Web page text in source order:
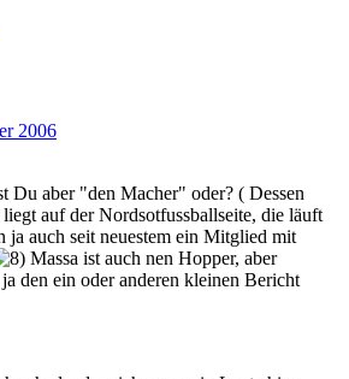
2006
Du aber "den Macher" oder? ( Dessen
auf der Nordsotfussballseite, die läuft
ja auch seit neuestem ein Mitglied mit
Massa ist auch nen Hopper, aber
den ein oder anderen kleinen Bericht